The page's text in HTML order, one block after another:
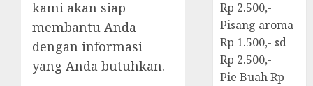
kami akan siap
membantu Anda
dengan informasi
yang Anda butuhkan.
Rp 2.500,-
Pisang aroma
Rp 1.500,- sd
Rp 2.500,-
Pie Buah Rp